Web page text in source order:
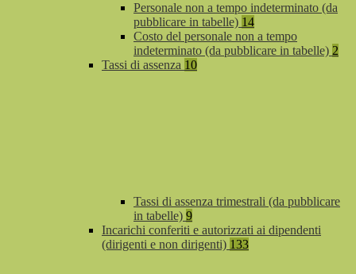
Personale non a tempo indeterminato (da
pubblicare in tabelle) 14
Costo del personale non a tempo
indeterminato (da pubblicare in tabelle) 2
Tassi di assenza 10
Tassi di assenza trimestrali (da pubblicare
in tabelle) 9
Incarichi conferiti e autorizzati ai dipendenti
(dirigenti e non dirigenti) 133